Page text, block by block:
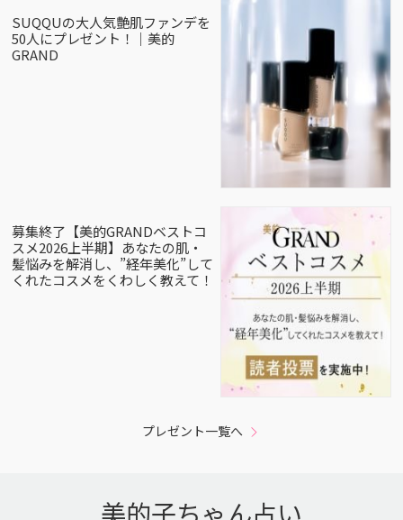
SUQQUの大人気艶肌ファンデを
50人にプレゼント！｜美的
GRAND
募集終了【美的GRANDベストコ
スメ2026上半期】あなたの肌・
髪悩みを解消し、”経年美化”して
くれたコスメをくわしく教えて！
プレゼント一覧へ